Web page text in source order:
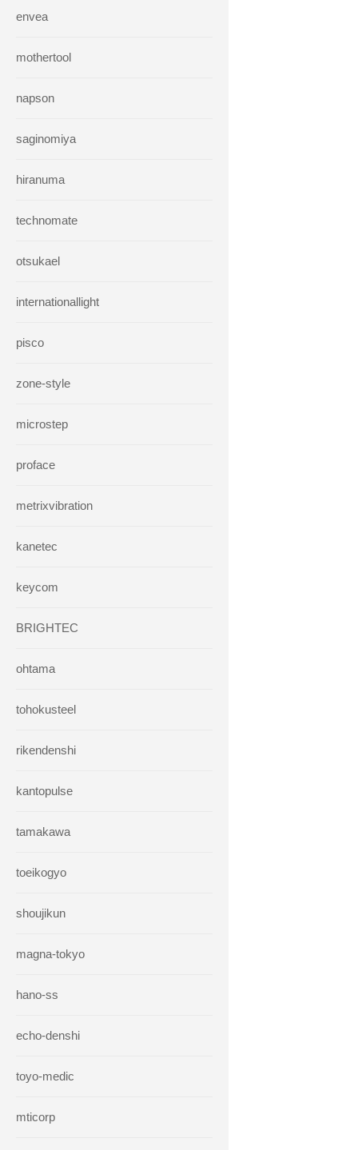
envea
mothertool
napson
saginomiya
hiranuma
technomate
otsukael
internationallight
pisco
zone-style
microstep
proface
metrixvibration
kanetec
keycom
BRIGHTEC
ohtama
tohokusteel
rikendenshi
kantopulse
tamakawa
toeikogyo
shoujikun
magna-tokyo
hano-ss
echo-denshi
toyo-medic
mticorp